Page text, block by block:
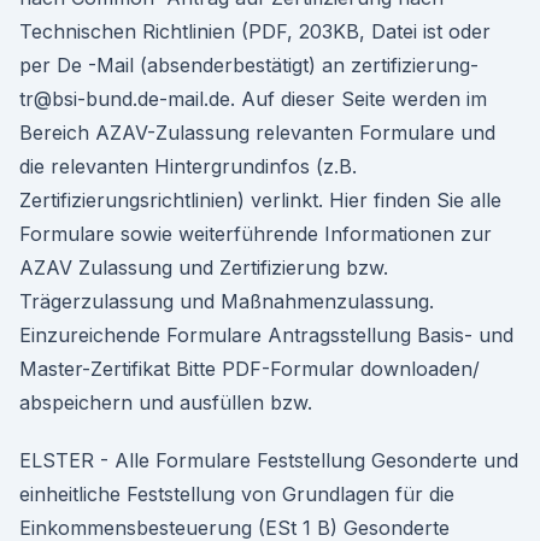
Technischen Richtlinien (PDF, 203KB, Datei ist oder
per De -Mail (absenderbestätigt) an zertifizierung-
tr@bsi-bund.de-mail.de. Auf dieser Seite werden im
Bereich AZAV-Zulassung relevanten Formulare und
die relevanten Hintergrundinfos (z.B.
Zertifizierungsrichtlinien) verlinkt. Hier finden Sie alle
Formulare sowie weiterführende Informationen zur
AZAV Zulassung und Zertifizierung bzw.
Trägerzulassung und Maßnahmenzulassung.
Einzureichende Formulare Antragsstellung Basis- und
Master-Zertifikat Bitte PDF-Formular downloaden/
abspeichern und ausfüllen bzw.
ELSTER - Alle Formulare Feststellung Gesonderte und
einheitliche Feststellung von Grundlagen für die
Einkommensbesteuerung (ESt 1 B) Gesonderte